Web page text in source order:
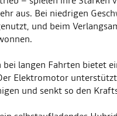
aus. Bei niedrigen
und beim
bei langen Fahrten bietet
Elektromotor
und senkt so den